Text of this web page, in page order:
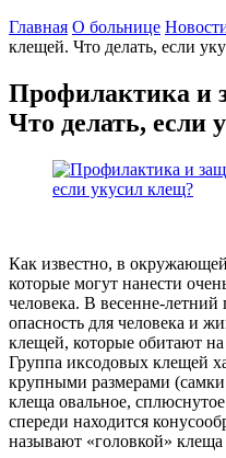
Главная О больнице
клещей. Что делать, если
Профилактика и
Что делать, если
Как известно, в
которые могут нанести
человека. В весенне-
опасность для человека и
клещей, которые обитают на
Группа иксодовых клещей
крупными размерами
клеща овальное,
спереди находится
называют «головкой»